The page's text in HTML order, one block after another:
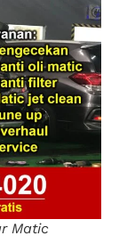
Matic